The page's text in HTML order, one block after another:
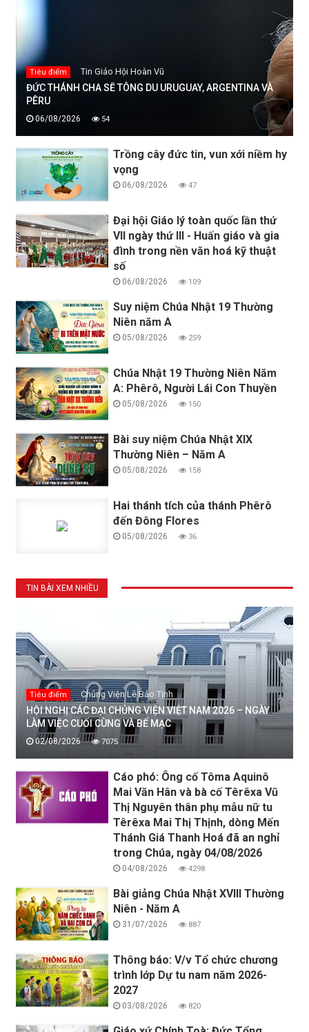
Tiêu điểm Tin Giáo Hội Hoàn Vũ
ĐỨC THÁNH CHA SẼ TÔNG DU URUGUAY, ARGENTINA VÀ
PÊRU
06/08/2026 54
Trồng cây đức tin, vun xới niềm hy
vọng
06/08/2026 47
Đại hội Giáo lý toàn quốc lần thứ
VII ngày thứ III - Huấn giáo và gia
đình trong nền văn hoá kỹ thuật
số
06/08/2026 109
Suy niệm Chúa Nhật 19 Thường
Niên năm A
05/08/2026 259
Chúa Nhật 19 Thường Niên Năm
A: Phêrô, Người Lái Con Thuyền
05/08/2026 150
Bài suy niệm Chúa Nhật XIX
Thường Niên – Năm A
05/08/2026 158
Hai thánh tích của thánh Phêrô
đến Đông Flores
05/08/2026 36
TIN BÀI XEM NHIỀU
Tiêu điểm Chủng Viện Lê Bảo Tịnh
HỘI NGHỊ CÁC ĐẠI CHỦNG VIỆN VIỆT NAM 2026 – NGÀY
LÀM VIỆC CUỐI CÙNG VÀ BẾ MẠC
02/08/2026 7075
Cáo phó: Ông cố Tôma Aquinô
Mai Văn Hân và bà cố Têrêxa Vũ
Thị Nguyên thân phụ mẫu nữ tu
Têrêxa Mai Thị Thịnh, dòng Mến
Thánh Giá Thanh Hoá đã an nghỉ
trong Chúa, ngày 04/08/2026
04/08/2026 4298
Bài giảng Chúa Nhật XVIII Thường
Niên - Năm A
31/07/2026 887
Thông báo: V/v Tổ chức chương
trình lớp Dự tu nam năm 2026-
2027
03/08/2026 820